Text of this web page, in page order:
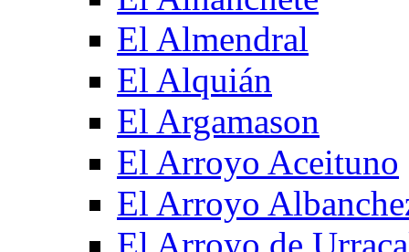
El Almendral
El Alquián
El Argamason
El Arroyo Aceituno
El Arroyo
El Arroyo de